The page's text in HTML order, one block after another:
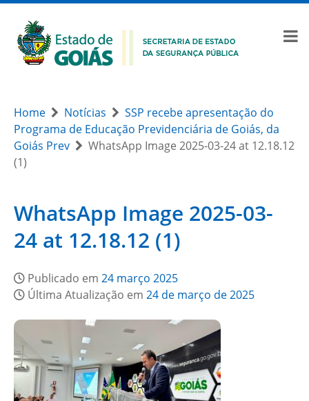
Home Notícias
SSP recebe apresentação do
Programa de Educação Previdenciária de Goiás, da
Goiás Prev
WhatsApp Image 2025-03-24 at 12.18.12
(1)
WhatsApp Image 2025-03-
24 at 12.18.12 (1)
Publicado em 24 março 2025
Última Atualização em 24 de março de 2025